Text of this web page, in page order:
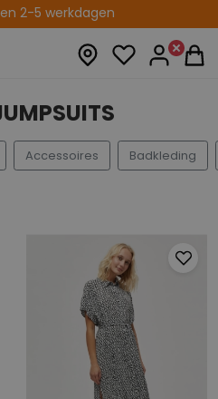
vanaf € 75,00
Accessoires Badkleding